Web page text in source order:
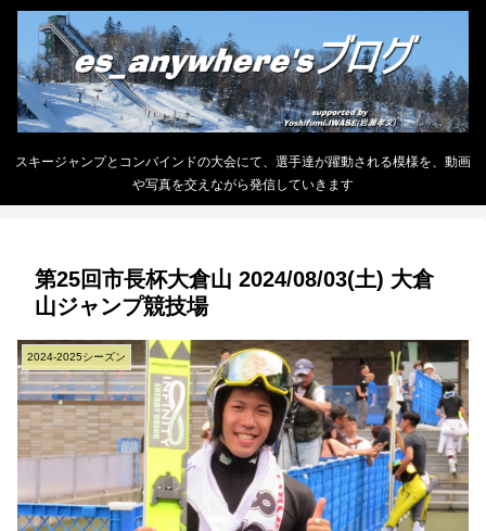
スキージャンプとコンバインドの大会にて、選手達が躍動される模様を、動画
や写真を交えながら発信していきます
第25回市長杯大倉山 2024/08/03(土) 大倉
山ジャンプ競技場
2024-2025シーズン